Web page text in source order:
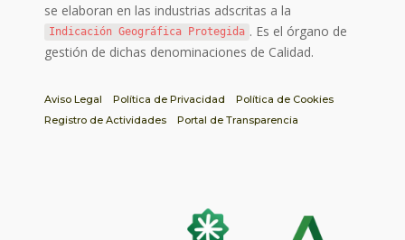
se elaboran en las industrias adscritas a la
Indicación Geográfica Protegida . Es el órgano de
gestión de dichas denominaciones de Calidad.
Aviso Legal Política de Privacidad
Política de Cookies
Registro de Actividades
Portal de Transparencia